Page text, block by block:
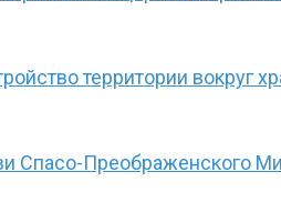
территории вокруг
Спасо-Преображенского